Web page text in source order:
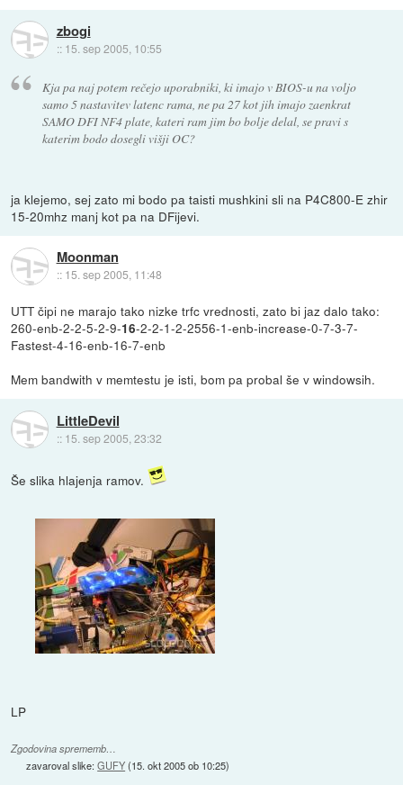
zbogi
:: 15. sep 2005, 10:55
Kja pa naj potem rečejo uporabniki, ki imajo v BIOS-u na voljo
samo 5 nastavitev latenc rama, ne pa 27 kot jih imajo zaenkrat
SAMO DFI NF4 plate, kateri ram jim bo bolje delal, se pravi s
katerim bodo dosegli višji OC?
ja klejemo, sej zato mi bodo pa taisti mushkini sli na P4C800-E zhir
15-20mhz manj kot pa na DFijevi.
Moonman
:: 15. sep 2005, 11:48
UTT čipi ne marajo tako nizke trfc vrednosti, zato bi jaz dalo tako:
260-enb-2-2-5-2-9-16-2-2-1-2-2556-1-enb-increase-0-7-3-7-
Fastest-4-16-enb-16-7-enb
Mem bandwith v memtestu je isti, bom pa probal še v windowsih.
LittleDevil
:: 15. sep 2005, 23:32
Še slika hlajenja ramov.
LP
Zgodovina sprememb…
zavaroval slike:GUFY(15. okt 2005 ob 10:25)